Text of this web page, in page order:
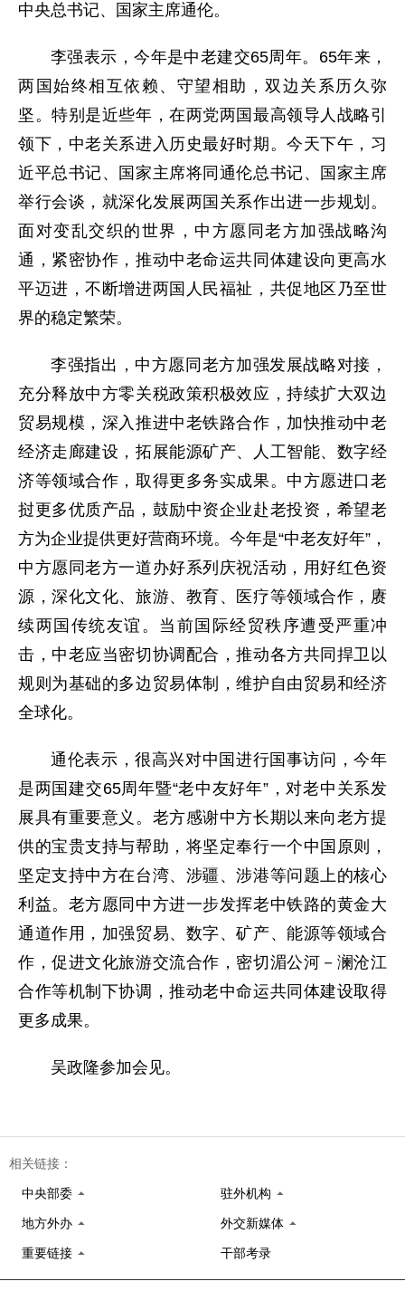
中央总书记、国家主席通伦。
李强表示，今年是中老建交65周年。65年来，
两国始终相互依赖、守望相助，双边关系历久弥
坚。特别是近些年，在两党两国最高领导人战略引
领下，中老关系进入历史最好时期。今天下午，习
近平总书记、国家主席将同通伦总书记、国家主席
举行会谈，就深化发展两国关系作出进一步规划。
面对变乱交织的世界，中方愿同老方加强战略沟
通，紧密协作，推动中老命运共同体建设向更高水
平迈进，不断增进两国人民福祉，共促地区乃至世
界的稳定繁荣。
李强指出，中方愿同老方加强发展战略对接，
充分释放中方零关税政策积极效应，持续扩大双边
贸易规模，深入推进中老铁路合作，加快推动中老
经济走廊建设，拓展能源矿产、人工智能、数字经
济等领域合作，取得更多务实成果。中方愿进口老
挝更多优质产品，鼓励中资企业赴老投资，希望老
方为企业提供更好营商环境。今年是“中老友好年”，
中方愿同老方一道办好系列庆祝活动，用好红色资
源，深化文化、旅游、教育、医疗等领域合作，赓
续两国传统友谊。当前国际经贸秩序遭受严重冲
击，中老应当密切协调配合，推动各方共同捍卫以
规则为基础的多边贸易体制，维护自由贸易和经济
全球化。
通伦表示，很高兴对中国进行国事访问，今年
是两国建交65周年暨“老中友好年”，对老中关系发
展具有重要意义。老方感谢中方长期以来向老方提
供的宝贵支持与帮助，将坚定奉行一个中国原则，
坚定支持中方在台湾、涉疆、涉港等问题上的核心
利益。老方愿同中方进一步发挥老中铁路的黄金大
通道作用，加强贸易、数字、矿产、能源等领域合
作，促进文化旅游交流合作，密切湄公河－澜沧江
合作等机制下协调，推动老中命运共同体建设取得
更多成果。
吴政隆参加会见。
相关链接：
中央部委 驻外机构
地方外办 外交新媒体
重要链接 干部考录